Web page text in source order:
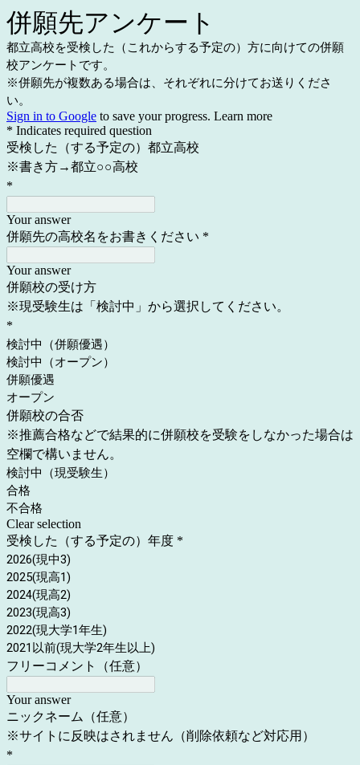
併願先アンケート
都立高校を受検した（これからする予定の）方に向けての併願
校アンケートです。
※併願先が複数ある場合は、それぞれに分けてお送りくださ
い。
Sign in to Google to save your progress. Learn more
* Indicates required question
受検した（する予定の）都立高校
※書き方→都立○○高校
*
Your answer
併願先の高校名をお書きください *
Your answer
併願校の受け方
※現受験生は「検討中」から選択してください。
*
検討中（併願優遇）
検討中（オープン）
併願優遇
オープン
併願校の合否
※推薦合格などで結果的に併願校を受験をしなかった場合は
空欄で構いません。
検討中（現受験生）
合格
不合格
Clear selection
受検した（する予定の）年度 *
2026(現中3)
2025(現高1)
2024(現高2)
2023(現高3)
2022(現大学1年生)
2021以前(現大学2年生以上)
フリーコメント（任意）
Your answer
ニックネーム（任意）
※サイトに反映はされません（削除依頼など対応用）
*